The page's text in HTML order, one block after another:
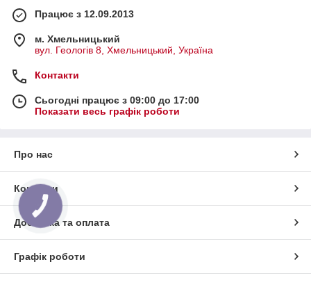
Працює з 12.09.2013
м. Хмельницький
вул. Геологів 8, Хмельницький, Україна
Контакти
Сьогодні працює з 09:00 до 17:00
Показати весь графік роботи
Про нас
Контакти
Доставка та оплата
Графік роботи
КНОПКА
ЗВ'ЯЗКУ